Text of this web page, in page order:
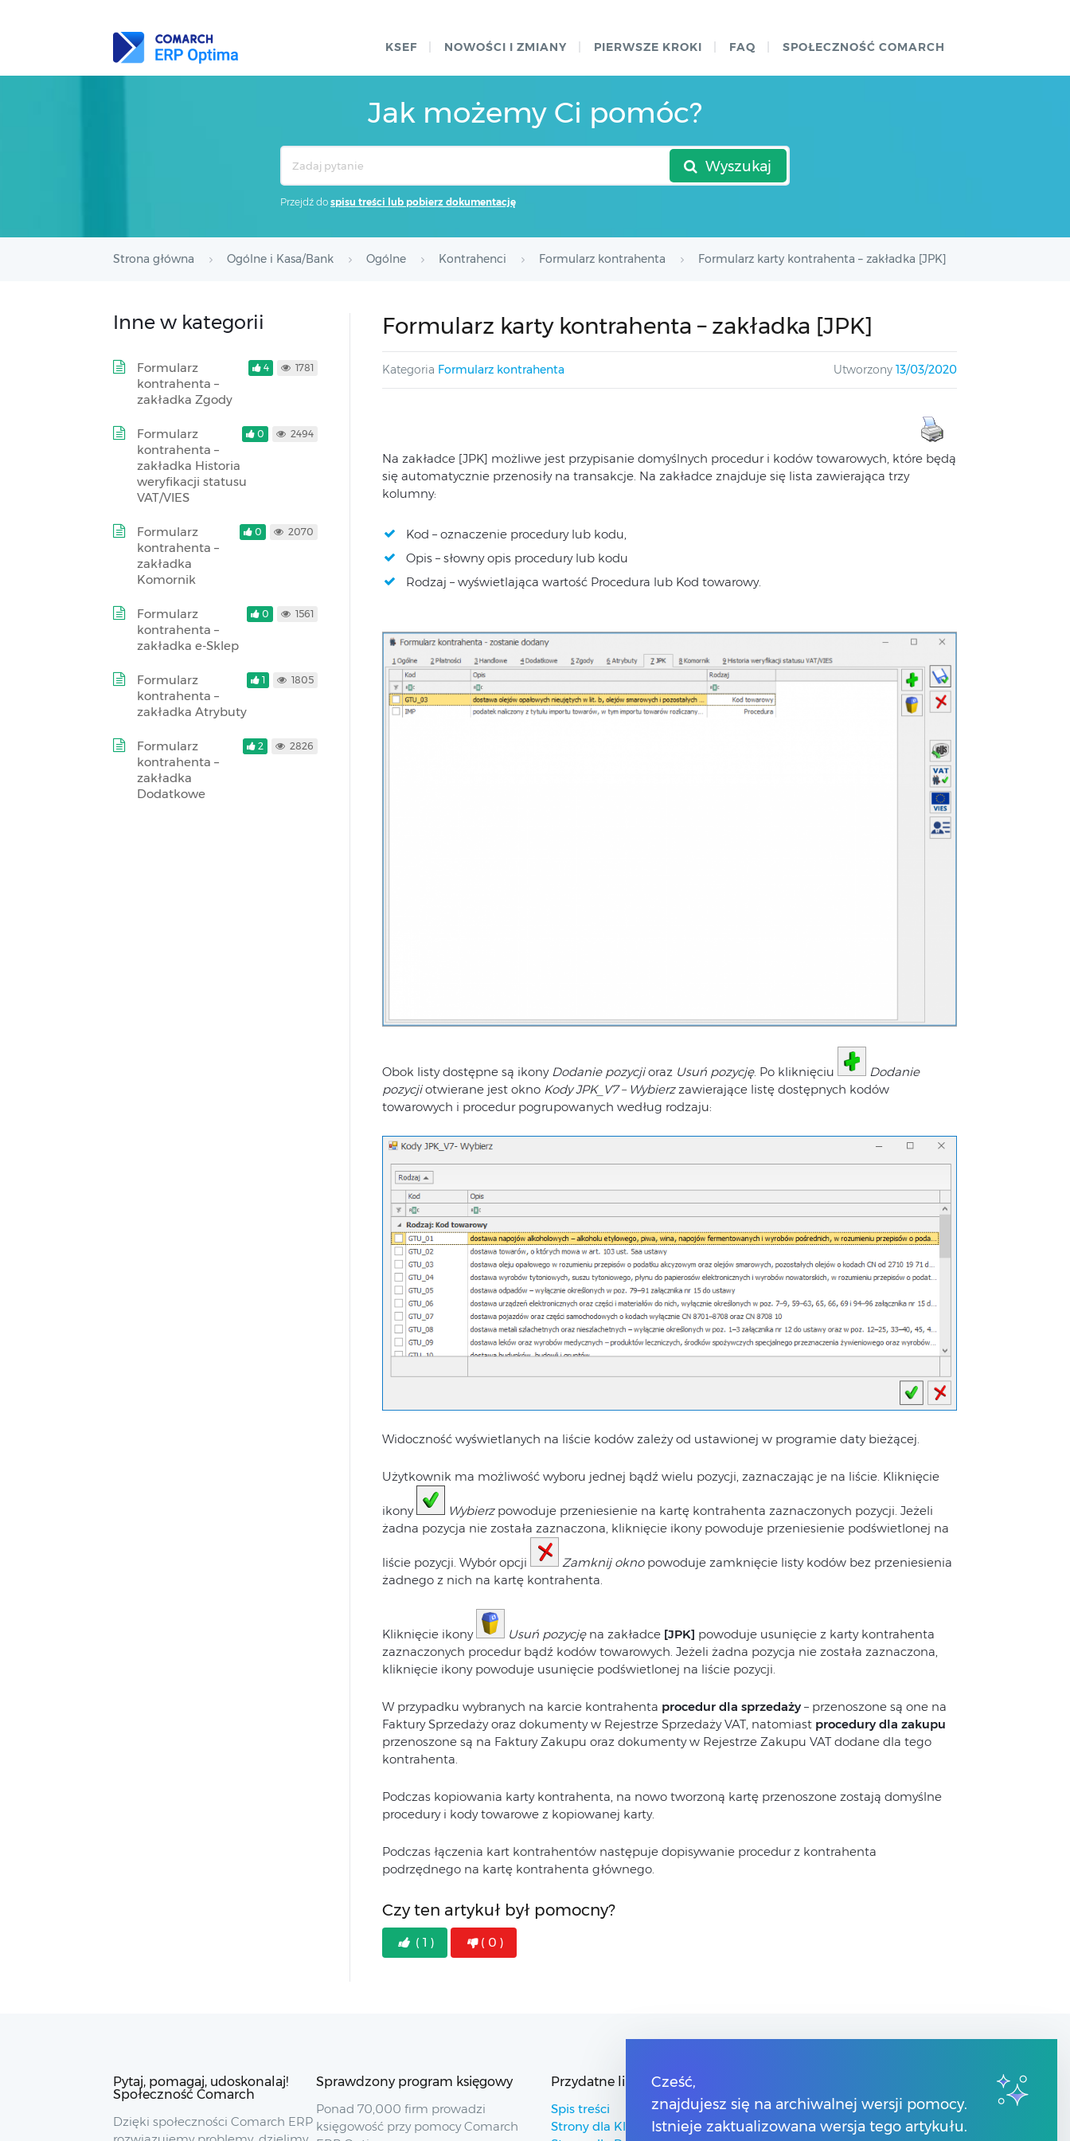
KSEF NOWOŚCI I ZMIANY PIERWSZE KROKI FAQ SPOŁECZNOŚĆ COMARCH
Jak możemy Ci pomóc?
Wyszukaj
Przejdź do spisu treści lub pobierz dokumentację
Strona główna Ogólne i Kasa/Bank Ogólne Kontrahenci Formularz kontrahenta Formularz karty kontrahenta – zakładka [JPK]
Formularz karty kontrahenta – zakładka [JPK]
Kategoria Formularz kontrahenta Utworzony 13/03/2020
Na zakładce [JPK] możliwe jest przypisanie domyślnych procedur i kodów towarowych, które będą
się automatycznie przenosiły na transakcje. Na zakładce znajduje się lista zawierająca trzy
kolumny:
Kod – oznaczenie procedury lub kodu,
Opis – słowny opis procedury lub kodu
Rodzaj – wyświetlająca wartość Procedura lub Kod towarowy.
Obok listy dostępne są ikony Dodanie pozycjioraz Usuń pozycję. Po kliknięciu
Dodanie
pozycjiotwierane jest okno Kody JPK_V7 – Wybierzzawierające listę dostępnych kodów
towarowych i procedur pogrupowanych według rodzaju:
Widoczność wyświetlanych na liście kodów zależy od ustawionej w programie daty bieżącej.
Użytkownik ma możliwość wyboru jednej bądź wielu pozycji, zaznaczając je na liście. Kliknięcie
ikony Wybierzpowoduje przeniesienie na kartę kontrahenta zaznaczonych pozycji. Jeżeli
żadna pozycja nie została zaznaczona, kliknięcie ikony powoduje przeniesienie podświetlonej na
liście pozycji. Wybór opcji Zamknij okno powoduje zamknięcie listy kodów bez przeniesienia
żadnego z nich na kartę kontrahenta.
Kliknięcie ikony Usuń pozycjęna zakładce [JPK] powoduje usunięcie z karty kontrahenta
zaznaczonych procedur bądź kodów towarowych. Jeżeli żadna pozycja nie została zaznaczona,
kliknięcie ikony powoduje usunięcie podświetlonej na liście pozycji.
W przypadku wybranych na karcie kontrahenta procedur dla sprzedaży – przenoszone są one na
Faktury Sprzedaży oraz dokumenty w Rejestrze Sprzedaży VAT, natomiast procedury dla zakupu
przenoszone są na Faktury Zakupu oraz dokumenty w Rejestrze Zakupu VAT dodane dla tego
kontrahenta.
Podczas kopiowania karty kontrahenta, na nowo tworzoną kartę przenoszone zostają domyślne
procedury i kody towarowe z kopiowanej karty.
Podczas łączenia kart kontrahentów następuje dopisywanie procedur z kontrahenta
podrzędnego na kartę kontrahenta głównego.
Czy ten artykuł był pomocny?
( 1 ) ( 0 )
Inne w kategorii
Formularz
kontrahenta –
zakładka Zgody
4 1781
Formularz
kontrahenta –
zakładka Historia
weryfikacji statusu
VAT/VIES
0 2494
Formularz
kontrahenta –
zakładka
Komornik
0 2070
Formularz
kontrahenta –
zakładka e-Sklep
0 1561
Formularz
kontrahenta –
zakładka Atrybuty
1 1805
Formularz
kontrahenta –
zakładka
Dodatkowe
2 2826
Pytaj, pomagaj, udoskonalaj!
Społeczność Comarch
Dzięki społeczności Comarch ERP
Sprawdzony program księgowy
Ponad 70,000 firm prowadzi
księgowość przy pomocy Comarch
Przydatne linki
Spis treści
Strony dla Klientów
Numery telefonów
Znajdź Partnera Comarch
Cześć,
znajdujesz się na archiwalnej wersji pomocy.
Istnieje zaktualizowana wersja tego artykułu.